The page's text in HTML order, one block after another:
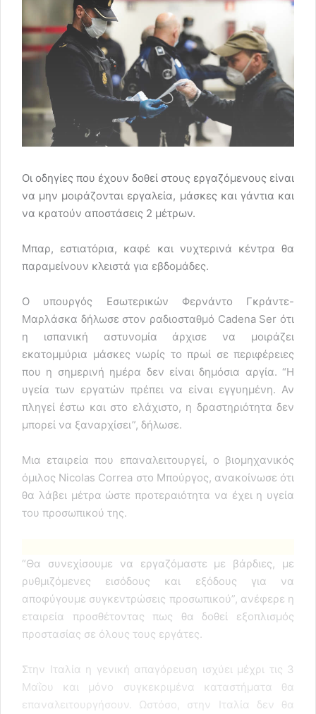
Οι οδηγίες που έχουν δοθεί στους εργαζόμενους είναι
να μην μοιράζονται εργαλεία, μάσκες και γάντια και
να κρατούν αποστάσεις 2 μέτρων.
Μπαρ, εστιατόρια, καφέ και νυχτερινά κέντρα θα
παραμείνουν κλειστά για εβδομάδες.
Ο υπουργός Εσωτερικών Φερνάντο Γκράντε-
Μαρλάσκα δήλωσε στον ραδιοσταθμό Cadena Ser ότι
η ισπανική αστυνομία άρχισε να μοιράζει
εκατομμύρια μάσκες νωρίς το πρωί σε περιφέρειες
που η σημερινή ημέρα δεν είναι δημόσια αργία. “Η
υγεία των εργατών πρέπει να είναι εγγυημένη. Αν
πληγεί έστω και στο ελάχιστο, η δραστηριότητα δεν
μπορεί να ξαναρχίσει”, δήλωσε.
Μια εταιρεία που επαναλειτουργεί, ο βιομηχανικός
όμιλος Nicolas Correa στο Μπούργος, ανακοίνωσε ότι
θα λάβει μέτρα ώστε προτεραιότητα να έχει η υγεία
του προσωπικού της.
“Θα συνεχίσουμε να εργαζόμαστε με βάρδιες, με
ρυθμιζόμενες εισόδους και εξόδους για να
αποφύγουμε συγκεντρώσεις προσωπικού”, ανέφερε η
εταιρεία προσθέτοντας πως θα δοθεί εξοπλισμός
προστασίας σε όλους τους εργάτες.
Στην Ιταλία η γενική απαγόρευση ισχύει μέχρι τις 3
Μαΐου και μόνο συγκεκριμένα καταστήματα θα
επαναλειτουργήσουν. Ωστόσο, στην Ιταλία δεν θα